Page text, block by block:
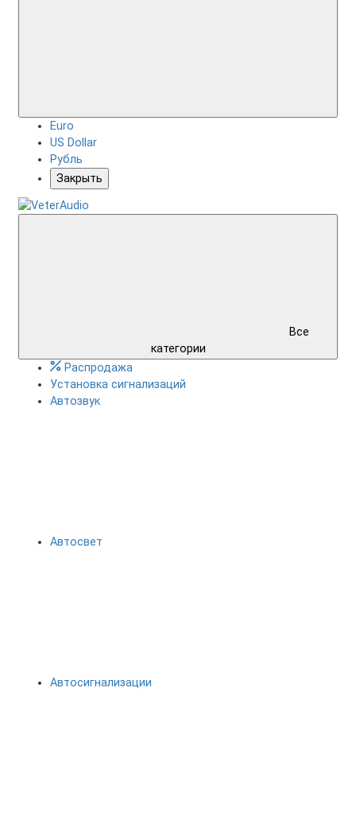
Euro
US Dollar
Рубль
Закрыть
Все
категории
Распродажа
Установка сигнализаций
Автозвук
Автосвет
Автосигнализации